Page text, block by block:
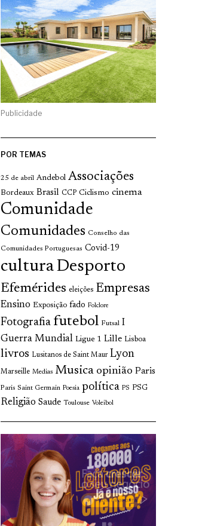
Publicidade
POR TEMAS
25 de abril Andebol Associações
Bordeaux Brasil CCP Ciclismo cinema
Comunidade
Comunidades Conselho das
Comunidades Portuguesas Covid-19
culturaDesporto
Efemérides eleições Empresas
Ensino Exposição fado Folclore
Fotografia futebol Futsal I
Guerra Mundial Ligue 1 Lille Lisboa
livros Lusitanos de Saint Maur Lyon
Marseille Medias Musica opinião Paris
Paris Saint Germain Poesia política PS PSG
Religião Saude Toulouse Voleibol